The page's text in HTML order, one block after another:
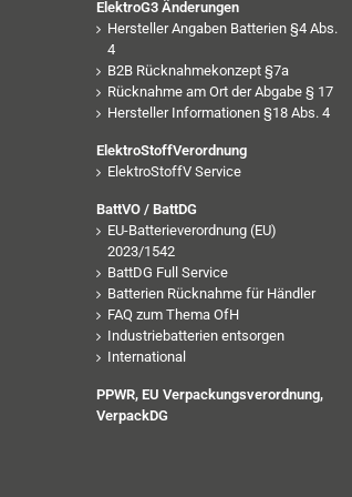
ElektroG3 Änderungen
Hersteller Angaben Batterien §4 Abs.
4
B2B Rücknahmekonzept §7a
Rücknahme am Ort der Abgabe § 17
Hersteller Informationen §18 Abs. 4
ElektroStoffVerordnung
ElektroStoffV Service
BattVO / BattDG
EU-Batterieverordnung (EU)
2023/1542
BattDG Full Service
Batterien Rücknahme für Händler
FAQ zum Thema OfH
Industriebatterien entsorgen
International
PPWR, EU Verpackungsverordnung,
VerpackDG